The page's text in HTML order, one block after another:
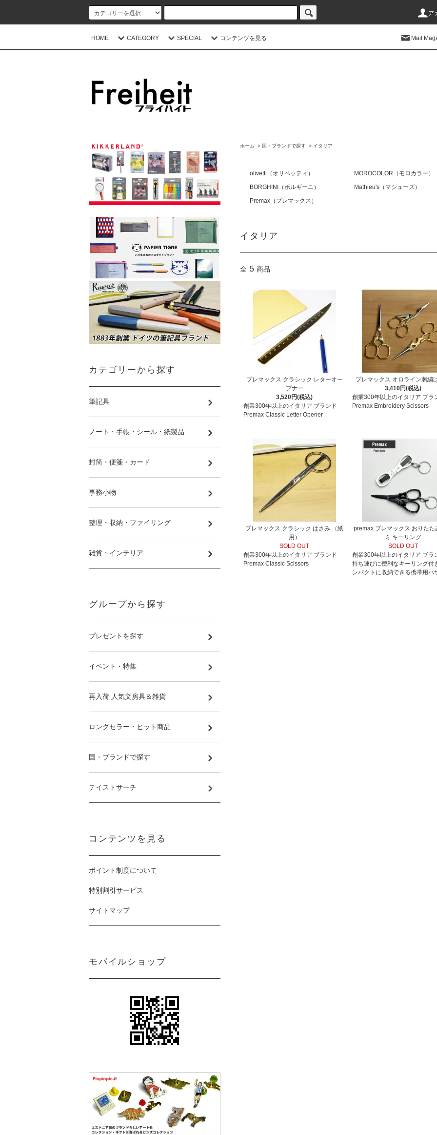
ア
HOME CATEGORY SPECIAL コンテンツを見る Mail
ホーム > 国・ブランドで探す > イタリア
olivetti（オリベッティ） MOROCOLOR（モロカラー）
BORGHINI（ボルギーニ）
Mathieu's（マシューズ）
Premax（プレマックス）
イタリア
全 5 商品
プレマックス クラシック レターオー
プナー
3,520円(税込)
創業300年以上のイタリア ブランド
Premax Classic Letter Opener
プレマックス オロライン刺繍
3,410円(税込)
創業300年以上のイタリア ブラ
Premax Embroidery Scissors
プレマックス クラシック はさみ （紙
用）
SOLD OUT
創業300年以上のイタリア ブランド
Premax Classic Scissors
premax プレマックス おりたた
ミ キーリング
SOLD OUT
創業300年以上のイタリア ブラ
持ち運びに便利なキーリング
ンパクトに収納できる携帯用ハ
カテゴリーから探す
筆記具
ノート・手帳・シール・紙製品
封筒・便箋・カード
事務小物
整理・収納・ファイリング
雑貨・インテリア
グループから探す
プレゼントを探す
イベント・特集
再入荷 人気文房具＆雑貨
ロングセラー・ヒット商品
国・ブランドで探す
テイストサーチ
コンテンツを見る
ポイント制度について
特別割引サービス
サイトマップ
モバイルショップ